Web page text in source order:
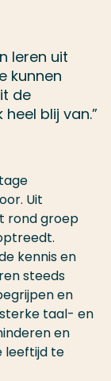
leren uit
kunnen
de
blij van.”
Uit
rond groep
kennis en
steeds
en
sterke taal- en
en
leeftijd te